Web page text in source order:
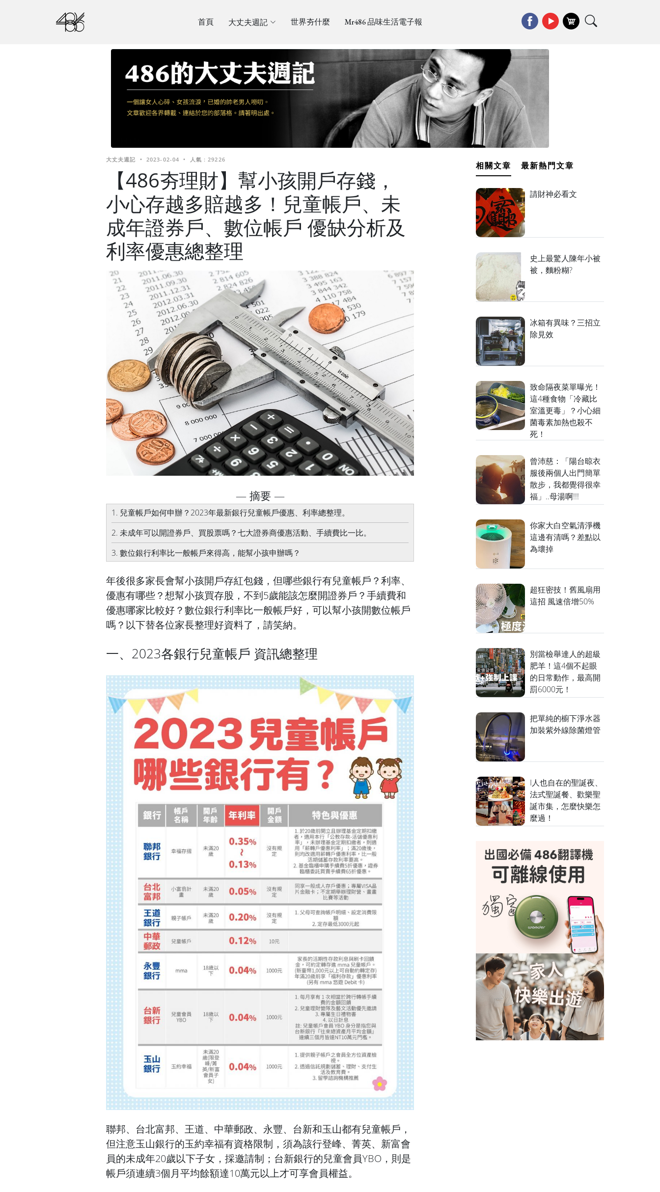
首頁 大丈夫週記 世界夯什麼 Mr486 品味生活電子報
大丈夫週記 • 2023-02-04 • 人氣 : 29226
【486夯理財】幫小孩開戶存錢，
小心存越多賠越多！兒童帳戶、未
成年證券戶、數位帳戶 優缺分析及
利率優惠總整理
— 摘要 —
1. 兒童帳戶如何申辦？2023年最新銀行兒童帳戶優惠、利率總整理。
2. 未成年可以開證券戶、買股票嗎？七大證券商優惠活動、手續費比一比。
3. 數位銀行利率比一般帳戶來得高，能幫小孩申辦嗎？
年後很多家長會幫小孩開戶存紅包錢，但哪些銀行有兒童帳戶？利率、
優惠有哪些？想幫小孩買存股，不到5歲能該怎麼開證券戶？手續費和
優惠哪家比較好？數位銀行利率比一般帳戶好，可以幫小孩開數位帳戶
嗎？以下替各位家長整理好資料了，請笑納。
一、2023各銀行兒童帳戶 資訊總整理
聯邦、台北富邦、王道、中華郵政、永豐、台新和玉山都有兒童帳戶，
但注意玉山銀行的玉約幸福有資格限制，須為該行登峰、菁英、新富會
員的未成年20歲以下子女，採邀請制；台新銀行的兒童會員YBO，則是
帳戶須連續3個月平均餘額達10萬元以上才可享會員權益。
相關文章 最新熱門文章
請財神必看文
史上最驚人陳年小被
被，麵粉糊?
冰箱有異味？三招立
除見效
致命隔夜菜單曝光！
這4種食物「冷藏比
室溫更毒」？小心細
菌毒素加熱也殺不
死！
曾沛慈：「陽台晾衣
服後兩個人出門簡單
散步，我都覺得很幸
福」..母湯啊!!!
你家大白空氣清淨機
這邊有清嗎？差點以
為壞掉
超狂密技！舊風扇用
這招 風速倍增50%
別當檢舉達人的超級
肥羊！這4個不起眼
的日常動作，最高開
罰6000元！
把單純的櫥下淨水器
加裝紫外線除菌燈管
I人也自在的聖誕夜、
法式聖誕餐、歡樂聖
誕市集，怎麼快樂怎
麼過！